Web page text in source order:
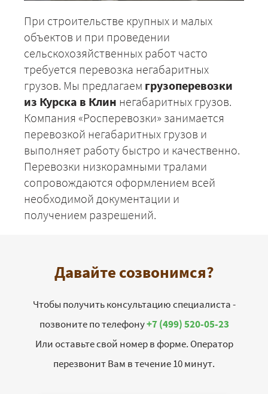
При строительстве крупных и малых
объектов и при проведении
сельскохозяйственных работ часто
требуется перевозка негабаритных
грузов. Мы предлагаем грузоперевозки
из Курска в Клин негабаритных грузов.
Компания «Росперевозки» занимается
перевозкой негабаритных грузов и
выполняет работу быстро и качественно.
Перевозки низкорамными тралами
сопровождаются оформлением всей
необходимой документации и
получением разрешений.
Давайте созвонимся?
Чтобы получить консультацию специалиста -
позвоните по телефону+7 (499) 520-05-23
Или оставьте свой номер в форме. Оператор
перезвонит Вам в течение 10 минут.